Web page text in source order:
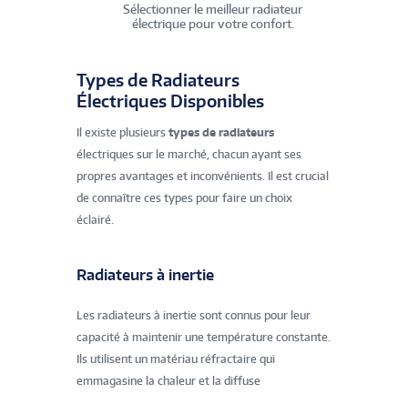
Sélectionner le meilleur radiateur
électrique pour votre confort.
Types de Radiateurs
Électriques Disponibles
Il existe plusieurs types de radiateurs
électriques sur le marché, chacun ayant ses
propres avantages et inconvénients. Il est crucial
de connaître ces types pour faire un choix
éclairé.
Radiateurs à inertie
Les radiateurs à inertie sont connus pour leur
capacité à maintenir une température constante.
Ils utilisent un matériau réfractaire qui
emmagasine la chaleur et la diffuse